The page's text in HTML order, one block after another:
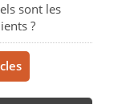
sont les
?